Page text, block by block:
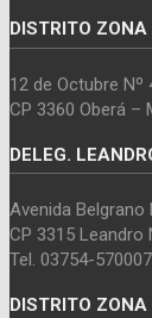
DISTRITO ZONA
12 de Octubre Nº
CP 3360 Oberá –
DELEG.
Avenida Belgrano
CP 3315 Leandro
Tel. 03754-570007
DISTRITO ZONA